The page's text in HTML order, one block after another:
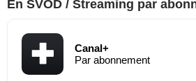
En SVOD / Streaming par
Canal+
Par abonnement